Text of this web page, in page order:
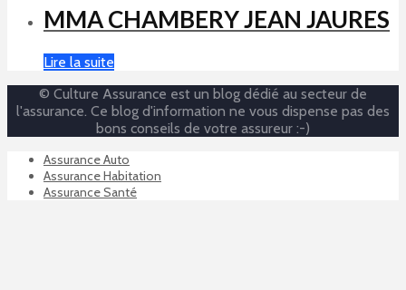
MMA CHAMBERY JEAN JAURES
Lire la suite
© Culture Assurance est un blog dédié au secteur de
l'assurance. Ce blog d'information ne vous dispense pas des
bons conseils de votre assureur :-)
Assurance Auto
Assurance Habitation
Assurance Santé